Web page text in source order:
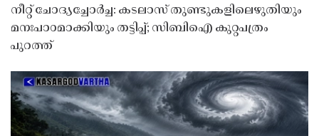
നീറ്റ് ചോദ്യച്ചോർച്ച: കടലാസ് തുണ്ടുകളിലെഴുതിയും
മനഃപാഠമാക്കിയും തട്ടിപ്പ്; സിബിഐ കുറ്റപത്രം
പുറത്ത്